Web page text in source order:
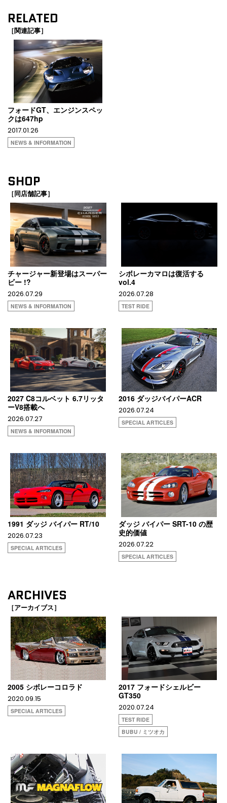
RELATED
［関連記事］
フォードGT、エンジンスペッ
クは647hp
2017.01.26
NEWS & INFORMATION
SHOP
［同店舗記事］
チャージャー新登場はスーパー
ビー !?
2026.07.29
NEWS & INFORMATION
シボレーカマロは復活する
vol.4
2026.07.28
TEST RIDE
2027 C8コルベット 6.7リッタ
ーV8搭載へ
2026.07.27
NEWS & INFORMATION
2016 ダッジバイパーACR
2026.07.24
SPECIAL ARTICLES
1991 ダッジ バイパー RT/10
2026.07.23
SPECIAL ARTICLES
ダッジ バイパー SRT-10 の歴
史的価値
2026.07.22
SPECIAL ARTICLES
ARCHIVES
［アーカイブス］
2005 シボレーコロラド
2020.09.15
SPECIAL ARTICLES
2017 フォードシェルビー
GT350
2020.07.24
TEST RIDE
BUBU / ミツオカ